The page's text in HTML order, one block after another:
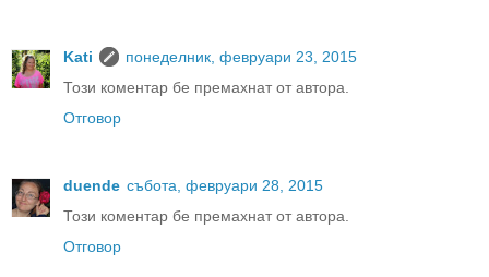
Kati
понеделник, февруари 23, 2015
Този коментар бе премахнат от автора.
Отговор
duende събота, февруари 28, 2015
Този коментар бе премахнат от автора.
Отговор